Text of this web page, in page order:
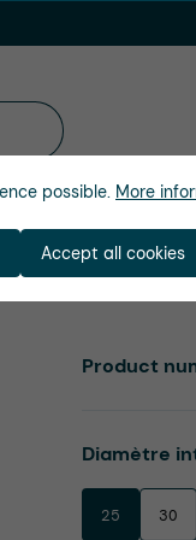
Select
Diamètre
25 30
Product
possible. More
Accept all cookies